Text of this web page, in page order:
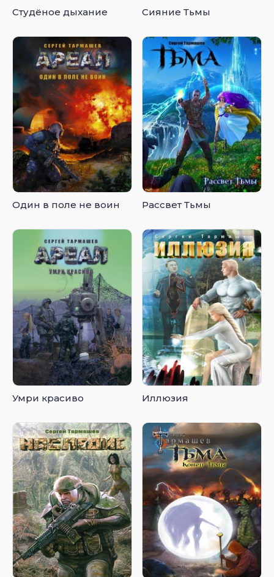
Студёное дыхание Сияние Тьмы
Один в поле не воин Рассвет Тьмы
Умри красиво Иллюзия